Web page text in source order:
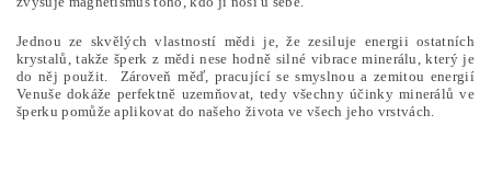
Jednou ze skvělých vlastností mědi je, že zesiluje energii ostatních
krystalů, takže šperk z mědi nese hodně silné vibrace minerálu, který je
do něj použit. Zároveň měď, pracující se smyslnou a zemitou energií
Venuše dokáže perfektně uzemňovat, tedy všechny účinky minerálů ve
šperku pomůže aplikovat do našeho života ve všech jeho vrstvách.